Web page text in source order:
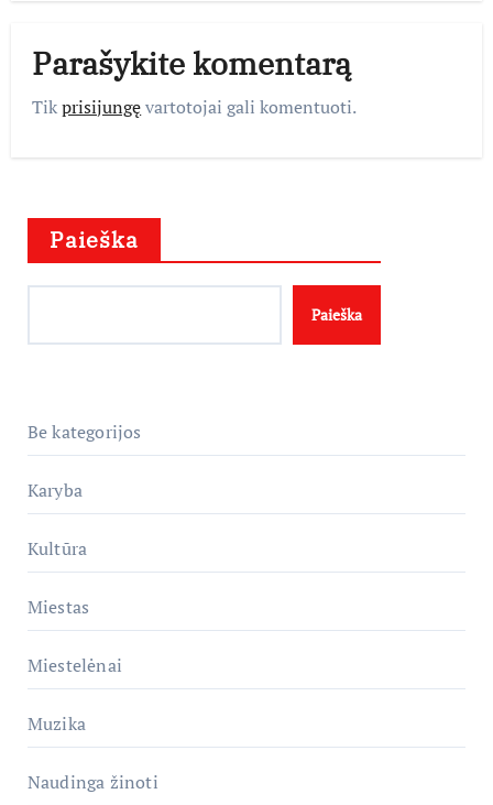
Parašykite komentarą
Tikprisijungęvartotojai gali komentuoti.
Paieška
Paieška
Be kategorijos
Karyba
Kultūra
Miestas
Miestelėnai
Muzika
Naudinga žinoti